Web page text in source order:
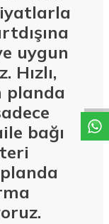
uygun
Hızlı,
planda
bağı